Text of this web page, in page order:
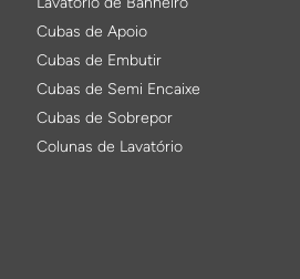
Cubas de Apoio
Cubas de Embutir
Cubas de Semi Encaixe
Cubas de Sobrepor
Colunas de Lavatório